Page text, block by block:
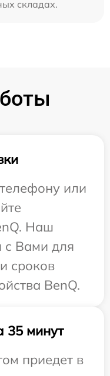
складах.
или
Наш
с Вами для
сроков
BenQ.
35 минут
приедет в